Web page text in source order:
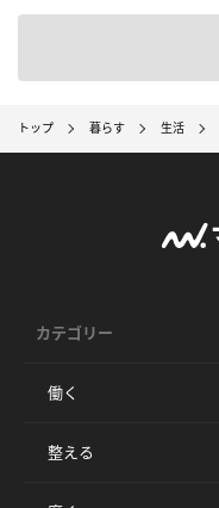
トップ 暮らす 生活
カテゴリー
働く
整える